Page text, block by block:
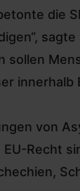
die
innerhalb
von
Recht